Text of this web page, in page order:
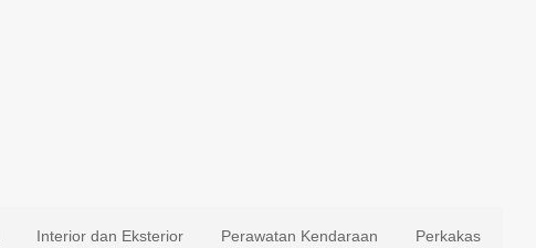
Interior dan Eksterior Perawatan Kendaraan Perkakas